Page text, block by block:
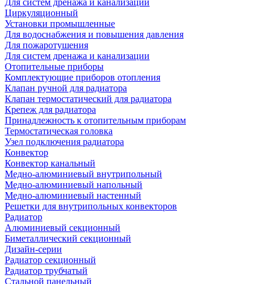
Для систем дренажа и канализации
Циркуляционный
Установки промышленные
Для водоснабжения и повышения давления
Для пожаротушения
Для систем дренажа и канализации
Отопительные приборы
Комплектующие приборов отопления
Клапан ручной для радиатора
Клапан термостатический для радиатора
Крепеж для радиатора
Принадлежность к отопительным приборам
Термостатическая головка
Узел подключения радиатора
Конвектор
Конвектор канальный
Медно-алюминиевый внутрипольный
Медно-алюминиевый напольный
Медно-алюминиевый настенный
Решетки для внутрипольных конвекторов
Радиатор
Алюминиевый секционный
Биметаллический секционный
Дизайн-серии
Радиатор секционный
Радиатор трубчатый
Стальной панельный